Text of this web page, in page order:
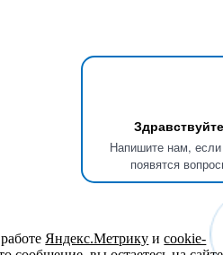
Напишите нам,
появятся
Яндекс.Метрику иcookie-